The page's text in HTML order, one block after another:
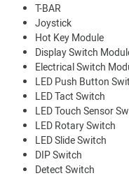
T-BAR
Joystick
Hot Key Module
Display Switch
Electrical Switch
LED Push Button
LED Tact Switch
LED Touch Sensor
LED Rotary Switch
LED Slide Switch
DIP Switch
Detect Switch